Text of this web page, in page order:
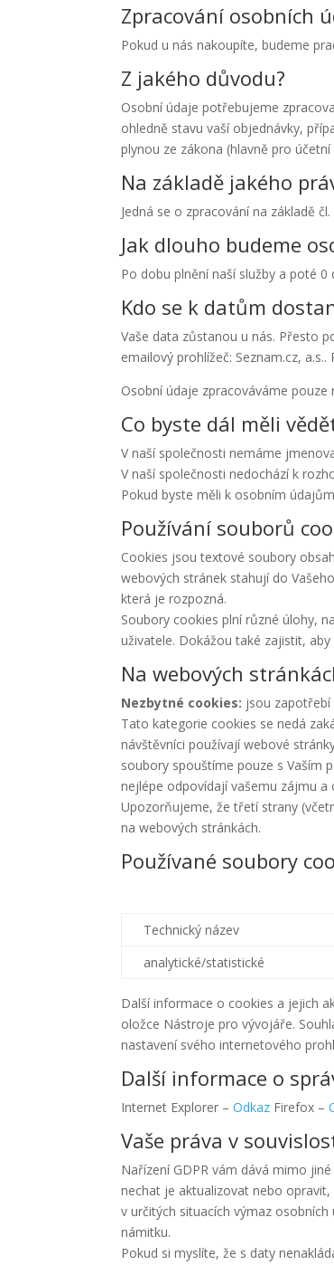
Zpracování osobních
Pokud u nás nakoupíte, budeme
Z jakého důvodu?
Osobní údaje potřebujeme
ohledně stavu vaší objednávky,
plynou ze zákona (hlavně pro
Na základě jakého
Jedná se o zpracování na základě
Jak dlouho budeme
Po dobu plnění naší služby a poté
Kdo se k datům
Vaše data zůstanou u nás. Přesto
emailový prohlížeč: Seznam.cz,
Osobní údaje zpracováváme pouze
Co byste dál měli
V naší společnosti nemáme
V naší společnosti nedochází k
Pokud byste měli k osobním
Používání souborů
Cookies jsou textové soubory
webových stránek stahují do
která je rozpozná.
Soubory cookies plní různé úlohy,
uživatele. Dokážou také zajistit,
Na webových
Nezbytné cookies: jsou zapotřebí
Tato kategorie cookies se nedá
návštěvníci používají webové
soubory spouštíme pouze s Vaším
nejlépe odpovídají vašemu zájmu
Upozorňujeme, že třetí strany
na webových stránkách.
Používané soubory
Technický název
analytické/statistické
Další informace o cookies a jejich
oložce Nástroje pro vývojáře.
nastavení svého internetového
Další informace o
Internet Explorer –Odkaz Firefox –
Vaše práva v
Nařízení GDPR vám dává mimo
nechat je aktualizovat nebo
v určitých situacích výmaz
námitku.
Pokud si myslíte, že s daty